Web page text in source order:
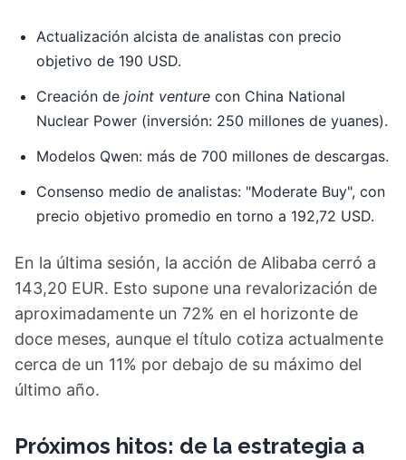
Actualización alcista de analistas con precio
objetivo de 190 USD.
Creación de joint venture con China National
Nuclear Power (inversión: 250 millones de yuanes).
Modelos Qwen: más de 700 millones de descargas.
Consenso medio de analistas: "Moderate Buy", con
precio objetivo promedio en torno a 192,72 USD.
En la última sesión, la acción de Alibaba cerró a
143,20 EUR. Esto supone una revalorización de
aproximadamente un 72% en el horizonte de
doce meses, aunque el título cotiza actualmente
cerca de un 11% por debajo de su máximo del
último año.
Próximos hitos: de la estrategia a